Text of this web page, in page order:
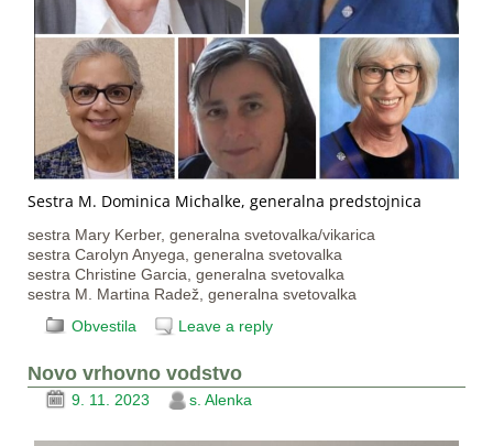
Sestra M. Dominica Michalke, generalna predstojnica
sestra Mary Kerber, generalna svetovalka/vikarica
sestra Carolyn Anyega, generalna svetovalka
sestra Christine Garcia, generalna svetovalka
sestra M. Martina Radež, generalna svetovalka
Obvestila
Leave a reply
Novo vrhovno vodstvo
9. 11. 2023 s. Alenka